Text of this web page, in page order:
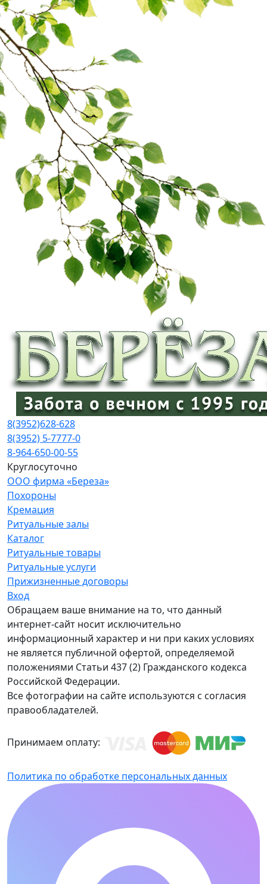
8(3952)628-628
8(3952) 5-7777-0
8-964-650-00-55
Круглосуточно
ООО фирма «Береза»
Похороны
Кремация
Ритуальные залы
Каталог
Ритуальные товары
Ритуальные услуги
Прижизненные договоры
Вход
Обращаем ваше внимание на то, что данный
интернет-сайт носит исключительно
информационный характер и ни при каких условиях
не является публичной офертой, определяемой
положениями Статьи 437 (2) Гражданского кодекса
Российской Федерации.
Все фотографии на сайте используются с согласия
правообладателей.
Принимаем оплату:
Политика по обработке персональных данных